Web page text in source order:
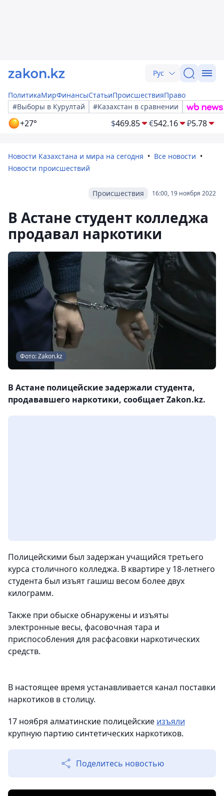
Рус
ПолитикаМирФинансыСтатьиПроисшествияПраво
#Выборы в Курултай
#Казахстан в сравнении
+27° $469.85 €542.16 ₽5.78
Новости Казахстана и мира на сегодня
Все новости
Новости происшествий
16:00, 19 ноября 2022
Происшествия
В Астане студент колледжа
продавал наркотики
Фото: Zakon.kz
В Астане полицейские задержали студента,
продававшего наркотики, сообщает Zakon.kz.
Полицейскими был задержан учащийся третьего
курса столичного колледжа. В квартире у 18-летнего
студента был изъят гашиш весом более двух
килограмм.
Также при обыске обнаружены и изъяты
электронные весы, фасовочная тара и
приспособления для расфасовки наркотических
средств.
В настоящее время устанавливается канал поставки
наркотиков в столицу.
17 ноября алматинские полицейские изъяли
крупную партию синтетических наркотиков.
Поделитесь новостью